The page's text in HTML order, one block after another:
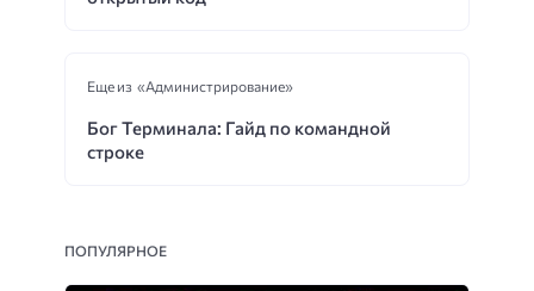
Еще из «Администрирование»
Бог Терминала: Гайд по командной
строке
ПОПУЛЯРНОЕ